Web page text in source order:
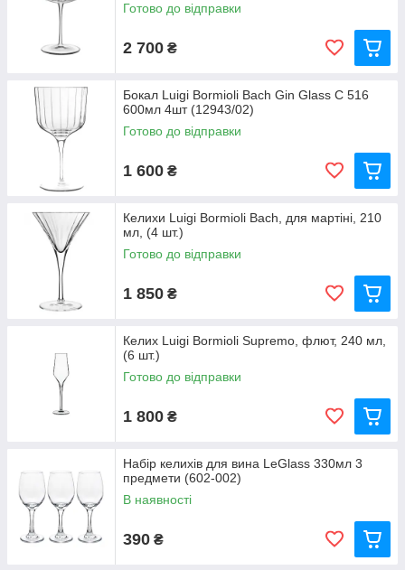
Готово до відправки
2 700 ₴
Бокал Luigi Bormioli Bach Gin Glass C 516
600мл 4шт (12943/02)
Готово до відправки
1 600 ₴
Келихи Luigi Bormioli Bach, для мартіні, 210
мл, (4 шт.)
Готово до відправки
1 850 ₴
Келих Luigi Bormioli Supremo, флют, 240 мл,
(6 шт.)
Готово до відправки
1 800 ₴
Набір келихів для вина LeGlass 330мл 3
предмети (602-002)
В наявності
390 ₴